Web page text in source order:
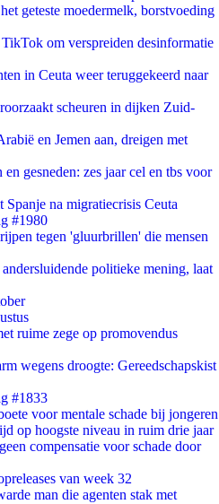
geteste moedermelk, borstvoeding
om verspreiden desinformatie
in Ceuta weer teruggekeerd naar
scheuren in dijken Zuid-
en Jemen aan, dreigen met
gesneden: zes jaar cel en tbs voor
na migratiecrisis Ceuta
#1980
tegen 'gluurbrillen' die mensen
andersluidende politieke mening, laat
ruime zege op promovendus
wegens droogte: Gereedschapskist
#1833
voor mentale schade bij jongeren
op hoogste niveau in ruim drie jaar
compensatie voor schade door
van week 32
man die agenten stak met